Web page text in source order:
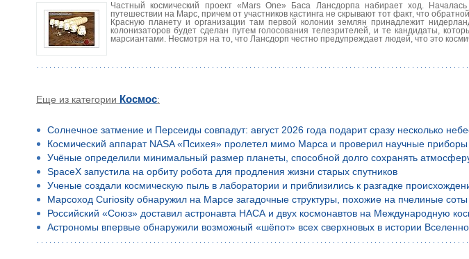
Частный космический проект «Mars One» Баса Лансдорпа набирает ход.
путешествии на Марс, причем от участников кастинга не скрывают тот факт, что
Красную планету и организации там первой колонии землян принадлежит
колонизаторов будет сделан путем голосования телезрителей, и те кандидаты,
марсиантами. Несмотря на то, что Лансдорп честно предупреждает людей, что это
Еще из категории Космос:
Солнечное затмение и Персеиды совпадут: август 2026 года подарит сразу несколько
Космический аппарат NASA «Психея» пролетел мимо Марса и проверил научные приборы
Учёные определили минимальный размер планеты, способной долго сохранять
SpaceX запустила на орбиту робота для продления жизни старых спутников
Ученые создали космическую пыль в лаборатории и приблизились к разгадке
Марсоход Curiosity обнаружил на Марсе загадочные структуры, похожие на пчелиные соты
Российский «Союз» доставил астронавта НАСА и двух космонавтов на Международную
Астрономы впервые обнаружили возможный «шёпот» всех сверхновых в истории